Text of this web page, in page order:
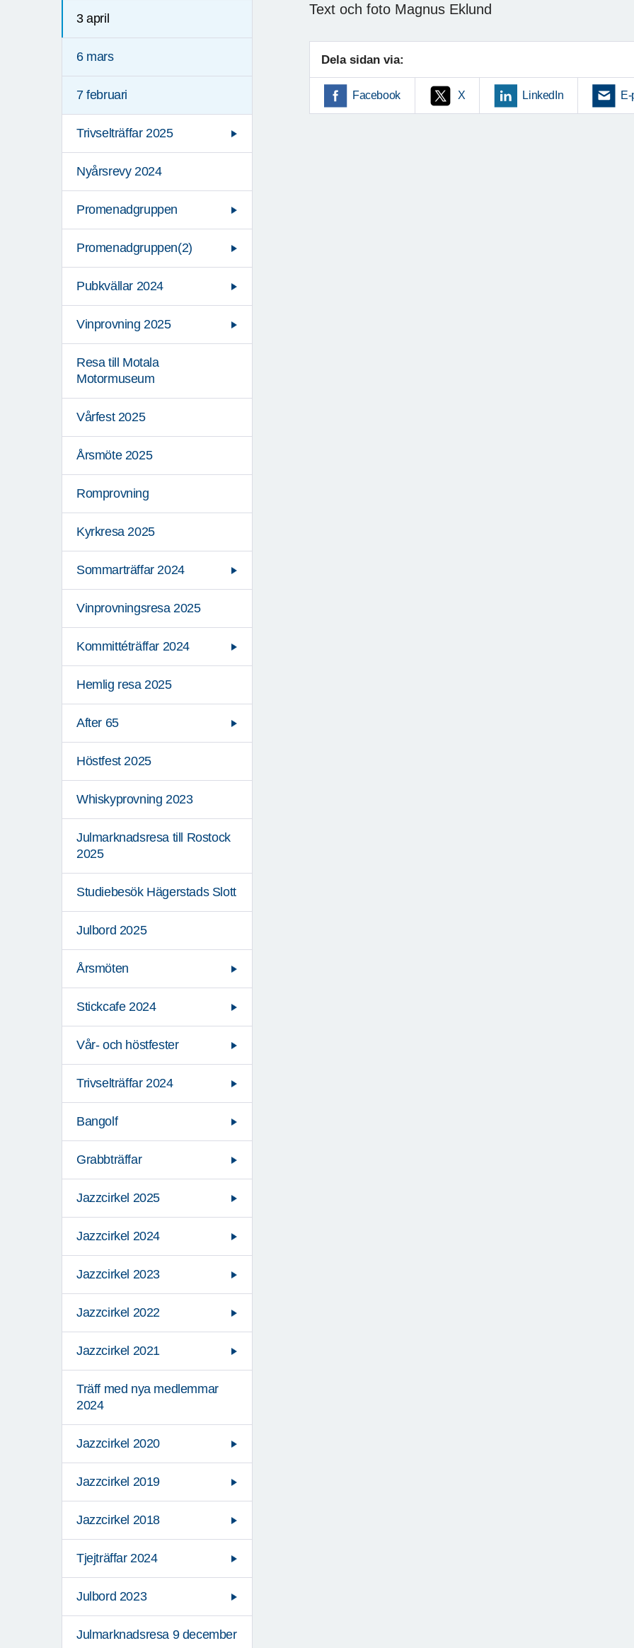
3 april
6 mars
7 februari
Trivselträffar 2025
Nyårsrevy 2024
Promenadgruppen
Promenadgruppen(2)
Pubkvällar 2024
Vinprovning 2025
Resa till Motala
Motormuseum
Vårfest 2025
Årsmöte 2025
Romprovning
Kyrkresa 2025
Sommarträffar 2024
Vinprovningsresa 2025
Kommittéträffar 2024
Hemlig resa 2025
After 65
Höstfest 2025
Whiskyprovning 2023
Julmarknadsresa till Rostock
2025
Studiebesök Hägerstads Slott
Julbord 2025
Årsmöten
Stickcafe 2024
Vår- och höstfester
Trivselträffar 2024
Bangolf
Grabbträffar
Jazzcirkel 2025
Jazzcirkel 2024
Jazzcirkel 2023
Jazzcirkel 2022
Jazzcirkel 2021
Träff med nya medlemmar
2024
Jazzcirkel 2020
Jazzcirkel 2019
Jazzcirkel 2018
Tjejträffar 2024
Julbord 2023
Julmarknadsresa 9 december
Text och foto Magnus Eklund
Dela sidan via:
Facebook X LinkedIn